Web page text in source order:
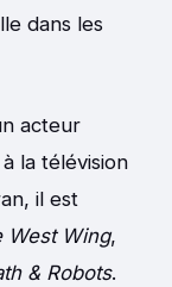
dans les
acteur
la télévision
il est
West Wing,
& Robots.